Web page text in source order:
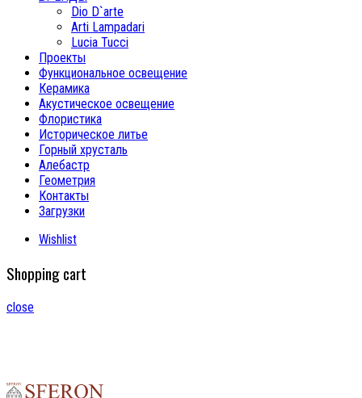
Dio D`arte
Arti Lampadari
Lucia Tucci
Проекты
Функциональное освещение
Керамика
Акустическое освещение
Флористика
Историческое литье
Горный хрусталь
Алебастр
Геометрия
Контакты
Загрузки
Wishlist
Shopping cart
close